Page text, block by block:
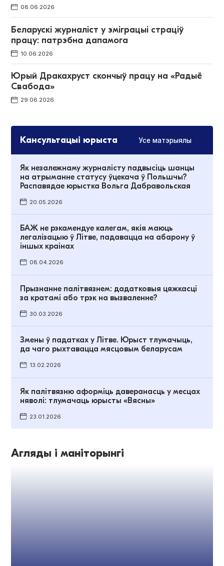
08.06.2026
Беларускі журналіст у эміграцыі страціў
працу: патрэбна дапамога
10.06.2026
Юрый Дракахруст скончыў працу на «Радыё
Свабода»
29.06.2026
Кансультацыі юрыста Усе матэрыялы
Як незалежнаму журналісту падвысіць шанцы
на атрыманне статусу ўцекача ў Польшчы?
Распавядае юрыстка Вольга Дабравольская
20.05.2026
БАЖ не рэкамендуе калегам, якія маюць
легалізацыю ў Літве, падавацца на абарону ў
іншых краінах
08.04.2026
Прызнанне палітвязнем: дадатковыя цяжкасці
за кратамі або трэк на вызваленне?
30.03.2026
Змены ў падатках у Літве. Юрыст тлумачыць,
да чаго рыхтавацца мясцовым беларусам
13.02.2026
Як палітвязню аформіць даверанасць у месцах
няволі: тлумачаць юрысты «Вясны»
23.01.2026
Агляды і маніторынгі